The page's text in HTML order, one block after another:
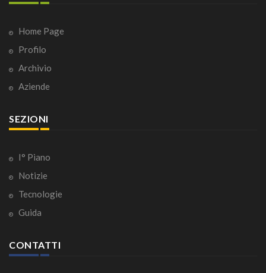
Home Page
Profilo
Archivio
Aziende
SEZIONI
I° Piano
Notizie
Tecnologie
Guida
CONTATTI